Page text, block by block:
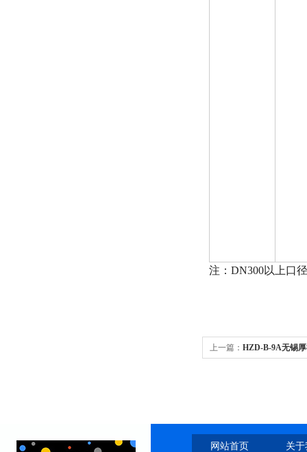
注：DN300以上口
上一篇： HZD-B-9A无锡
网站首页 关